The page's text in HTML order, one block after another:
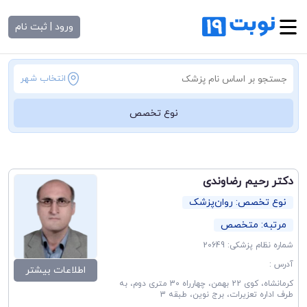
ورود | ثبت نام
انتخاب شهر
نوع تخصص
دکتر رحیم رضاوندی
نوع تخصص: روان‌پزشک
مرتبه: متخصص
شماره نظام پزشکی: 20649
آدرس :
کرمانشاه، کوی 22 بهمن، چهارراه 30 متری دوم، به
طرف اداره تعزیرات، برج نوین، طبقه 3
اطلاعات بیشتر